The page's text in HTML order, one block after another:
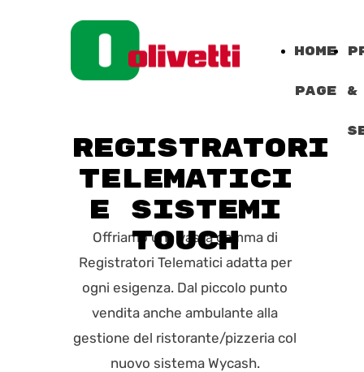
Home
Page &
REGISTRATORI
TELEMATICI
E SISTEMI
TOUCH
Offriamo una vasta gamma di
Registratori Telematici adatta per
ogni esigenza. Dal piccolo punto
vendita anche ambulante alla
gestione del ristorante/pizzeria col
nuovo sistema Wycash.